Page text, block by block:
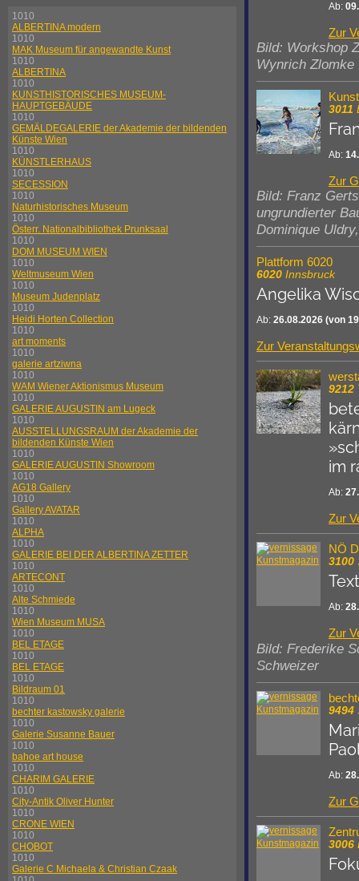
1010
ALBERTINA modern
1010
MAK Museum für angewandte Kunst
1010
ALBERTINA
1010
KUNSTHISTORISCHES MUSEUM-
HAUPTGEBÄUDE
1010
GEMÄLDEGALERIE der Akademie der bildenden
Künste Wien
1010
KÜNSTLERHAUS
1010
SECESSION
1010
Naturhistorisches Museum
1010
Österr. Nationalbibliothek Prunksaal
1010
DOM MUSEUM WIEN
1010
Weltmuseum Wien
1010
Museum Judenplatz
1010
Heidi Horten Collection
1010
art moments
1010
galerie artziwna
1010
WAM Wiener Aktionismus Museum
1010
GALERIE AUGUSTIN am Lugeck
1010
AUSSTELLUNGSRAUM der Akademie der
bildenden Künste Wien
1010
GALERIE AUGUSTIN Showroom
1010
AG18 Gallery
1010
Gallery AVATAR
1010
ALPHA
1010
GALERIE BEI DER ALBERTINA ZETTER
1010
ARTECONT
1010
Alte Schmiede
1010
Wien Museum MUSA
1010
BEL ETAGE
1010
BEL ETAGE
1010
Bildraum 01
1010
bechter kastowsky galerie
1010
Galerie Susanne Bauer
1010
bahoe art house
1010
CHARIM GALERIE
1010
City-Antik Oliver Hunter
1010
CRONE WIEN
1010
CHOBOT
1010
Galerie C Michaela & Christian Czaak
Ab:
Zur
Bild: Workshop
Wynrich Zlomke
3011
Ab:
Zur
Bild: Franz
ungrundierter
Dominique
Plattform 6020
6020 Innsbruck
Angelika
Ab: 26.08.2026 (von
Zur
9212
im
Ab:
Zur
NÖ
3100
Ab:
Zur
Bild: Frederike
Schweizer
9494
Ab:
Zur
3006